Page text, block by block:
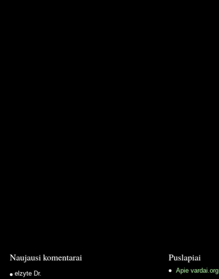
Naujausi komentarai
elzyte Dr.
Puslapiai
Apie vardai.org